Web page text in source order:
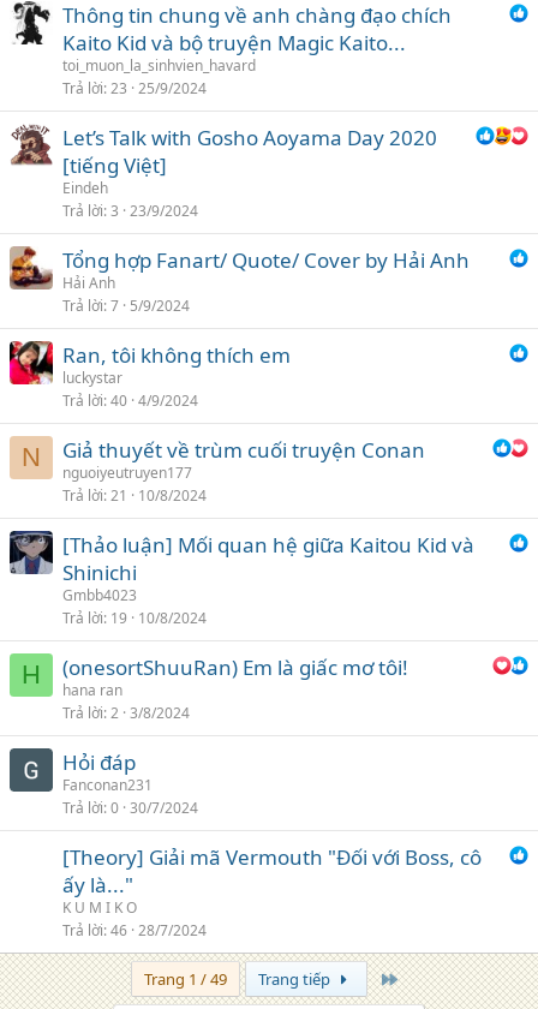
Thông tin chung về anh chàng đạo chích
Kaito Kid và bộ truyện Magic Kaito...
toi_muon_la_sinhvien_havard
Trả lời 23 25/9/2024
Let’s Talk with Gosho Aoyama Day 2020
[tiếng Việt]
Eindeh
Trả lời 3 23/9/2024
Tổng hợp Fanart/ Quote/ Cover by Hải Anh
Hải Anh
Trả lời 7 5/9/2024
Ran, tôi không thích em
luckystar
Trả lời 40 4/9/2024
N Giả thuyết về trùm cuối truyện Conan
nguoiyeutruyen177
Trả lời 21 10/8/2024
[Thảo luận] Mối quan hệ giữa Kaitou Kid và
Shinichi
Gmbb4023
Trả lời 19 10/8/2024
H (onesortShuuRan) Em là giấc mơ tôi!
hana ran
Trả lời 2 3/8/2024
Hỏi đáp
Fanconan231
Trả lời 0 30/7/2024
[Theory] Giải mã Vermouth "Đối với Boss, cô
ấy là..."
K U M I K O
Trả lời 46 28/7/2024
Trang 1 / 49 Trang tiếp Trang cuối